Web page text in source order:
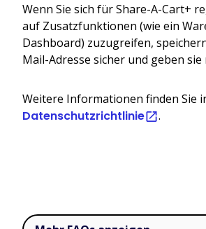
Wenn Sie sich für Share-A-Cart+
auf Zusatzfunktionen (wie ein
Dashboard) zuzugreifen,
Mail-Adresse sicher und geben sie
Weitere Informationen finden Sie
Datenschutzrichtlinie .